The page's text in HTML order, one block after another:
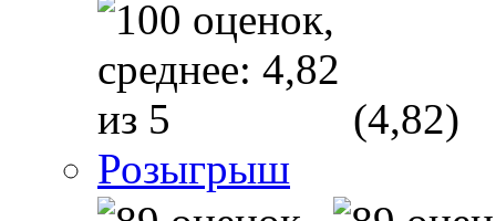
(4,82)
Розыгрыш